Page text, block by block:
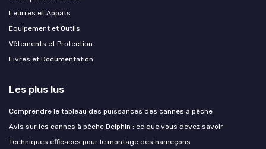
Leurres et Appâts
Équipement et Outils
Vêtements et Protection
Livres et Documentation
Les plus lus
Comprendre le tableau des puissances des cannes à pêche
Avis sur les cannes à pêche Delphin : ce que vous devez savoir
Techniques efficaces pour le montage des hameçons